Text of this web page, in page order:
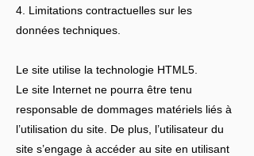
4. Limitations contractuelles sur les
données techniques.
Le site utilise la technologie HTML5.
Le site Internet ne pourra être tenu
responsable de dommages matériels liés à
l’utilisation du site. De plus, l’utilisateur du
site s’engage à accéder au site en utilisant